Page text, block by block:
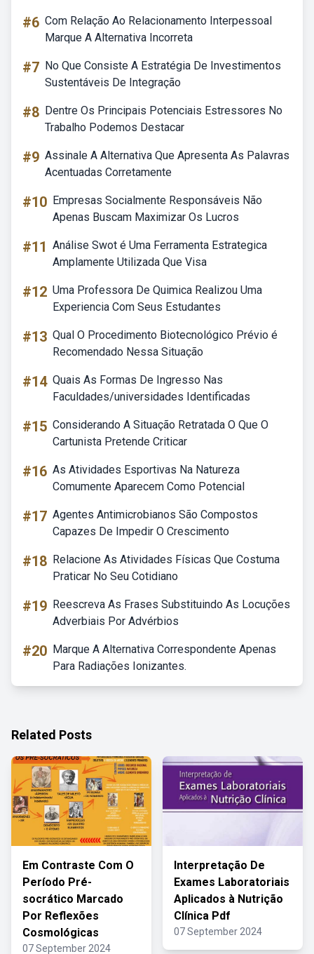
#6 Com Relação Ao Relacionamento Interpessoal
Marque A Alternativa Incorreta
#7 No Que Consiste A Estratégia De Investimentos
Sustentáveis De Integração
#8 Dentre Os Principais Potenciais Estressores No
Trabalho Podemos Destacar
#9 Assinale A Alternativa Que Apresenta As Palavras
Acentuadas Corretamente
#10 Empresas Socialmente Responsáveis Não
Apenas Buscam Maximizar Os Lucros
#11 Análise Swot é Uma Ferramenta Estrategica
Amplamente Utilizada Que Visa
#12 Uma Professora De Quimica Realizou Uma
Experiencia Com Seus Estudantes
#13 Qual O Procedimento Biotecnológico Prévio é
Recomendado Nessa Situação
#14 Quais As Formas De Ingresso Nas
Faculdades/universidades Identificadas
#15 Considerando A Situação Retratada O Que O
Cartunista Pretende Criticar
#16 As Atividades Esportivas Na Natureza
Comumente Aparecem Como Potencial
#17 Agentes Antimicrobianos São Compostos
Capazes De Impedir O Crescimento
#18 Relacione As Atividades Físicas Que Costuma
Praticar No Seu Cotidiano
#19 Reescreva As Frases Substituindo As Locuções
Adverbiais Por Advérbios
#20 Marque A Alternativa Correspondente Apenas
Para Radiações Ionizantes.
Related Posts
Em Contraste Com O
Período Pré-
socrático Marcado
Por Reflexões
Cosmológicas
07 September 2024
Interpretação De
Exames Laboratoriais
Aplicados à Nutrição
Clínica Pdf
07 September 2024